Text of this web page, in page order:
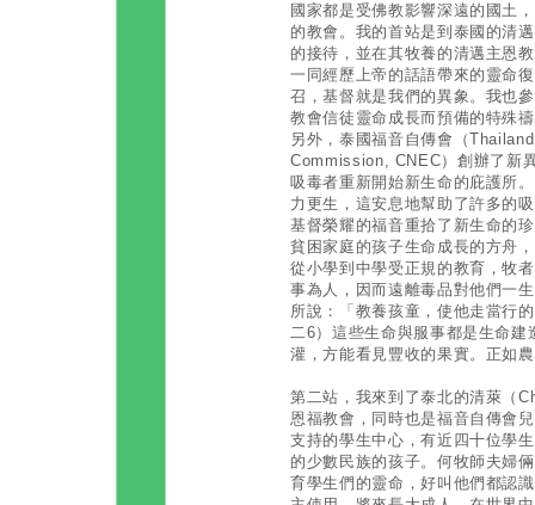
國家都是受佛教影響深遠的國土
的教會。我的首站是到泰國的清
的接待，並在其牧養的清邁主恩
一同經歷上帝的話語帶來的靈命
召，基督就是我們的異象。我也
教會信徒靈命成長而預備的特殊
另外，泰國福音自傳會（
Commission, CNEC）創辦了新
吸毒者重新開始新生命的庇護所
力更生，這安息地幫助了許多的
基督榮耀的福音重拾了新生命的
貧困家庭的孩子生命成長的方舟
從小學到中學受正規的教育，牧
事為人，因而遠離毒品對他們一
所說：「教養孩童，使他走當行
二6）這些生命與服事都是生命
灌，方能看見豐收的果實。正如
第二站，我來到了泰北的清萊（
恩福教會，同時也是福音自傳會
支持的學生中心，有近四十位學
的少數民族的孩子。何牧師夫婦
育學生們的靈命，好叫他們都認